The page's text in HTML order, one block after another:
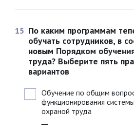
15 По каким программам
обучать сотрудников, в
новым Порядком
труда? Выберите пять
вариантов
Обучение по общим
функционирования
охраной труда